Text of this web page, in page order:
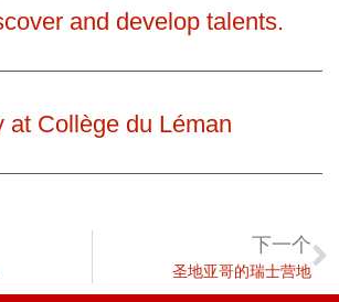
and develop talents.
at Collège du Léman
下一个
圣地亚哥的瑞士营地